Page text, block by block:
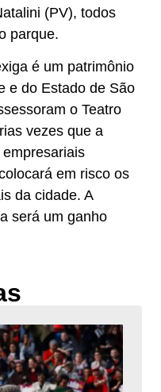
(PV), todos
parque.
é um patrimônio
e do Estado de São
o Teatro
vezes que a
em risco os
da cidade. A
será um ganho